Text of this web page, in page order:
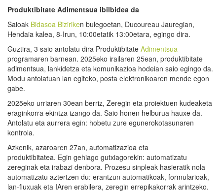
Produktibitate Adimentsua ibilbidea da
Saioak Bidasoa Biziriken bulegoetan, Ducoureau Jauregian,
Hendaia kalea, 8-Irun, 10:00etatik 13:00etara, egingo dira.
Guztira, 3 saio antolatu dira Produktibitate Adimentsua
programaren barnean. 2025eko irailaren 25ean, produktibitate
adimentsua, lankidetza eta komunikazioa hodeian saio egingo da.
Modu antolatuan lan egiteko, posta elektronikoaren mende egon
gabe.
2025eko urriaren 30ean berriz, Zeregin eta proiektuen kudeaketa
eraginkorra ekintza izango da. Saio honen helburua hauxe da.
Antolatu eta aurrera egin: hobetu zure egunerokotasunaren
kontrola.
Azkenik, azaroaren 27an, automatizazioa eta
produktibitatea. Egin gehiago gutxiagorekin: automatizatu
zereginak eta irabazi denbora. Prozesu sinpleak hasieratik nola
automatizatu aztertzen du: erantzun automatikoak, formularioak,
lan-fluxuak eta IAren erabilera, zeregin errepikakorrak arintzeko.